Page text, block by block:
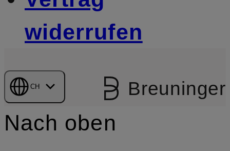
widerrufen
CH Breuninger
Nach oben